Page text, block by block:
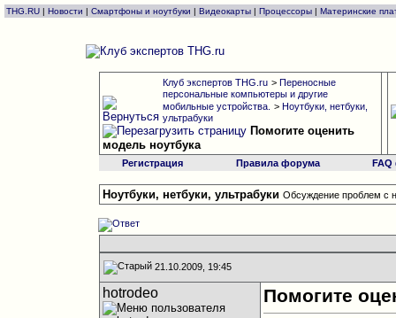
THG.RU | Новости | Смартфоны и ноутбуки | Видеокарты | Процессоры | Материнские
Клуб экспертов THG.ru > Переносные
персональные компьютеры и другие
мобильные устройства. > Ноутбуки, нетбуки,
ультрабуки
Помогите оценить
модель ноутбука
Регистрация Правила форума
Ноутбуки, нетбуки, ультрабуки Обсуждение проблем с
21.10.2009, 19:45
hotrodeo Помогите